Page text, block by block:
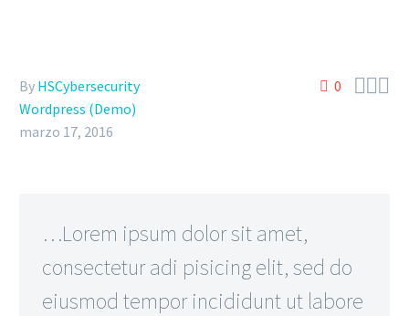
0 
By HSCybersecurity
Wordpress (Demo)
marzo 17, 2016
…Lorem ipsum dolor sit amet,
consectetur adi pisicing elit, sed do
eiusmod tempor incididunt ut labore